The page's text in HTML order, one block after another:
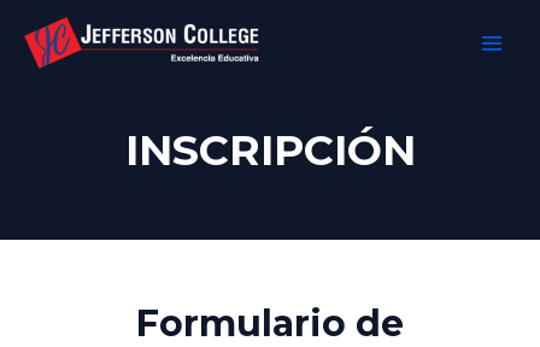
contenido
INSCRIPCIÓN
Formulario de